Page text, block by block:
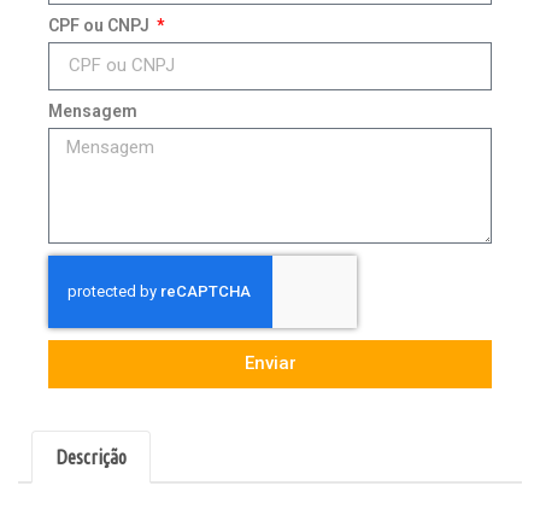
CPF ou CNPJ
Mensagem
Enviar
Descrição